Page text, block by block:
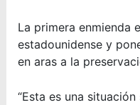
La primera enmienda
estadounidense y
en aras a la
“Esta es una